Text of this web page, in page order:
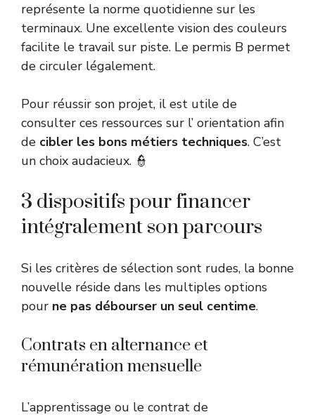
représente la norme quotidienne sur les
terminaux. Une excellente vision des couleurs
facilite le travail sur piste. Le permis B permet
de circuler légalement.
Pour réussir son projet, il est utile de
consulter ces ressources sur l’ orientation afin
de cibler les bons métiers techniques. C’est
un choix audacieux. 👮
3 dispositifs pour financer
intégralement son parcours
Si les critères de sélection sont rudes, la bonne
nouvelle réside dans les multiples options
pour ne pas débourser un seul centime.
Contrats en alternance et
rémunération mensuelle
L’apprentissage ou le contrat de